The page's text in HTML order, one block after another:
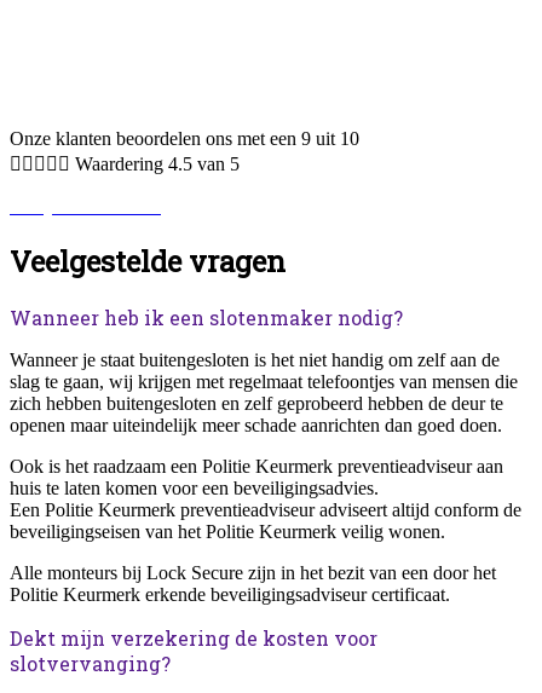
Onze klanten beoordelen ons met een 9 uit 10
     Waardering 4.5 van 5
Veelgestelde vragen
Wanneer heb ik een slotenmaker nodig?
Wanneer je staat buitengesloten is het niet handig om zelf aan de
slag te gaan, wij krijgen met regelmaat telefoontjes van mensen die
zich hebben buitengesloten en zelf geprobeerd hebben de deur te
openen maar uiteindelijk meer schade aanrichten dan goed doen.
Ook is het raadzaam een Politie Keurmerk preventieadviseur aan
huis te laten komen voor een beveiligingsadvies.
Een Politie Keurmerk preventieadviseur adviseert altijd conform de
beveiligingseisen van het Politie Keurmerk veilig wonen.
Alle monteurs bij Lock Secure zijn in het bezit van een door het
Politie Keurmerk erkende beveiligingsadviseur certificaat.
Dekt mijn verzekering de kosten voor
slotvervanging?